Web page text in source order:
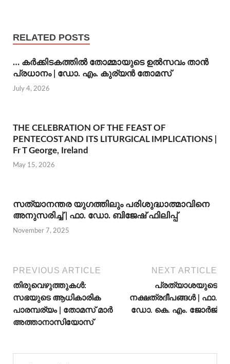
RELATED POSTS
… കര്‍ക്കിടകത്തില്‍ തോമ്മായുടെ ഉല്‍സവം താന്‍
പ്രധാനം | ഡോ. എം. കുര്യന്‍ തോമസ്
July 4, 2026
THE CELEBRATION OF THE FEAST OF
PENTECOST AND ITS LITURGICAL IMPLICATIONS |
Fr T George, Ireland
May 15, 2026
സത്യാനന്തര യുഗത്തിലും പരിശുദ്ധാത്മാവിനെ
അനുസരിച്ച് | ഫാ. ഡോ. ബിജേഷ് ഫിലിപ്പ്
November 7, 2025
PREVIOUS ARTICLE
തിരുവെഴുത്തുകൾ:
സഭയുടെ ആധികാരിക
പാരമ്പര്യം | തോമസ് മാര്‍
അത്താനാസിയോസ്
NEXT ARTICLE
പ്രത്യാശയുടെ
നക്ഷത്രദീപങ്ങള്‍ | ഫാ.
ഡോ. കെ. എം. ജോര്‍ജ്